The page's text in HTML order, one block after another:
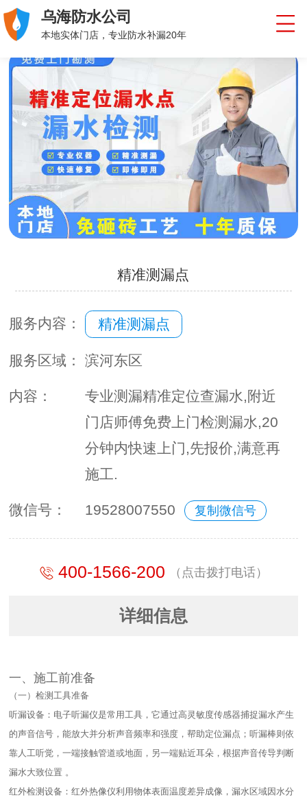
乌海防水公司
本地实体门店，专业防水补漏20年
精准测漏点
服务内容： 精准测漏点
服务区域： 滨河东区
内容：
专业测漏精准定位查漏水,附近
门店师傅免费上门检测漏水,20
分钟内快速上门,先报价,满意再
施工.
微信号： 19528007550 复制微信号
400-1566-200 （点击拨打电话）
详细信息
一、施工前准备​
（一）检测工具准备​
听漏设备：电子听漏仪是常用工具，它通过高灵敏度传感器捕捉漏水产生
的声音信号，能放大并分析声音频率和强度，帮助定位漏点；听漏棒则依
靠人工听觉，一端接触管道或地面，另一端贴近耳朵，根据声音传导判断
漏水大致位置 。​
红外检测设备：红外热像仪利用物体表面温度差异成像，漏水区域因水分